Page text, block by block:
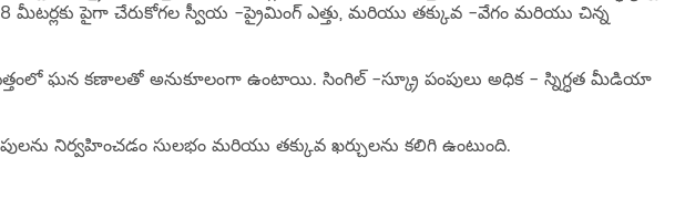
8 మీటర్లకు పైగా చేరుకోగల స్వీయ -ప్రైమింగ్ ఎత్తు, మరియు తక్కువ -వేగం మరియు చిన్న
ఘన కణాలతో అనుకూలంగా ఉంటాయి. సింగిల్ -స్క్రూ పంపులు అధిక - స్నిగ్ధత మీడియా
నిర్వహించడం సులభం మరియు తక్కువ ఖర్చులను కలిగి ఉంటుంది.